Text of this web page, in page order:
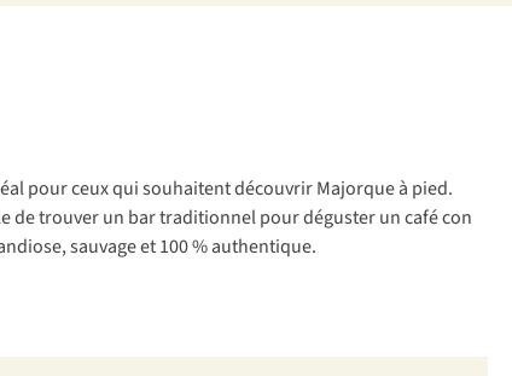
pour ceux qui souhaitent découvrir Majorque à pied.
de trouver un bar traditionnel pour déguster uncafé con
sauvage et 100 % authentique.